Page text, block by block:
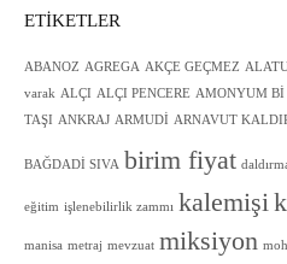
ETIKETLER
ABANOZ AGREGA AKÇE GEÇMEZ
varak ALÇI ALÇI PENCERE AMONYUM Bİ
TAŞI ANKRAJ ARMUDİ ARNAVUT
BAĞDADİ SIVA birim fiyat
eğitim işlenebilirlik zammı kalemişi
manisa metraj mevzuat miksiyon